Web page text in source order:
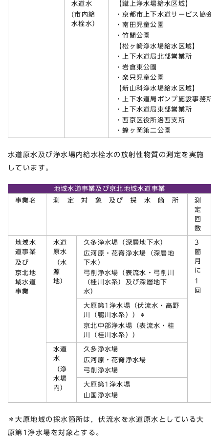
水道水
(市内給
水栓水）
【蹴上浄水場給水区域】
・京都市上下水道サービス協会
・南田児童公園
・竹間公園
【松ヶ崎浄水場給水区域】
・上下水道局北部営業所
・岩倉東公園
・楽只児童公園
【新山科浄水場給水区域】
・上下水道局ポンプ施設事務所
・上下水道局東部営業所
・西京区役所洛西支所
・蜂ヶ岡第二公園
水道原水及び浄水場内給水栓水の放射性物質の測定を実施
しています。
地域水道事業及び京北地域水道事業
事業名
測 定 対 象 及び 採 水 箇 所
測
定
回
数
地域水
道事業
及び
京北地
域水道
事業
水道
原水
（水
源
地）
久多浄水場（深層地下水）
広河原・花脊浄水場（深層地
下水）
弓削浄水場（表流水・弓削川
（桂川水系）及び深層地下
水）
3
箇
月
に
1
回
大原第1浄水場（伏流水・高野
川（鴨川水系））＊
京北中部浄水場（表流水・桂
川（桂川水系））
水道
水
（浄
水場
内）
久多浄水場
広河原・花脊浄水場
弓削浄水場
大原第1浄水場
山国浄水場
＊大原地域の採水箇所は，伏流水を水道原水としている大
原第1浄水場を対象とする。